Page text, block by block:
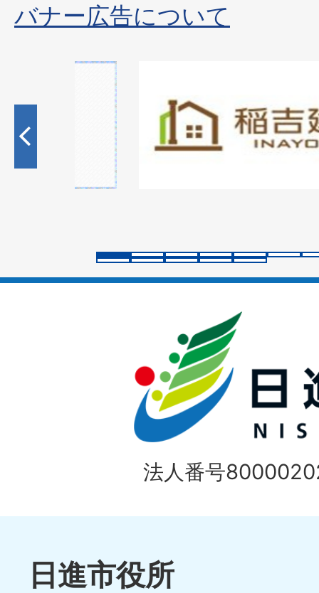
バナー広告について
枚
目
ラ
イ
法人番号
日進市役所